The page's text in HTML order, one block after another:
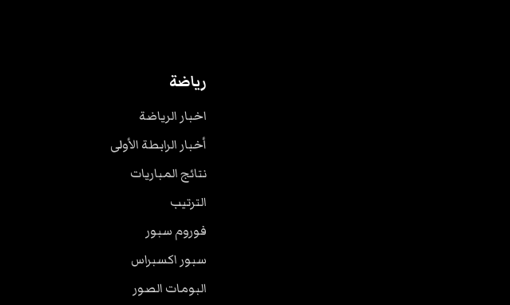
رياضة
اخبار الرياضة
أخبار الرابطة الأولى
نتائج المباريات
الترتيب
فوروم سبور
سبور اكسبراس
البومات الصور